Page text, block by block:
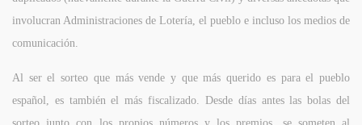
involucran Administraciones de Lotería, el pueblo e incluso los medios de
comunicación.
Al ser el sorteo que más vende y que más querido es para el pueblo
español, es también el más fiscalizado. Desde días antes las bolas del